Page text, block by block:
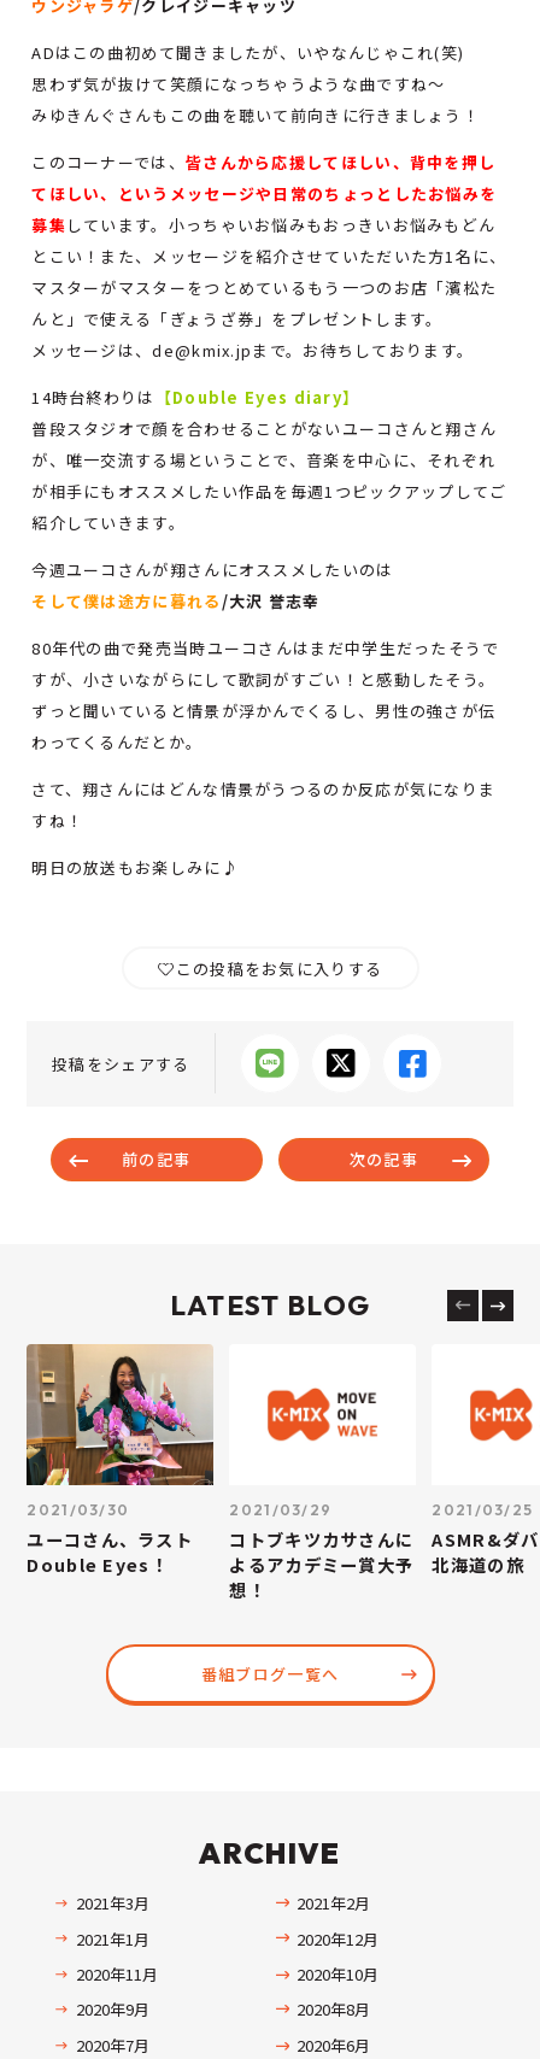
ウンジャラゲ/クレイジーキャッツ
ADはこの曲初めて聞きましたが、いやなんじゃこれ(笑)
思わず気が抜けて笑顔になっちゃうような曲ですね～
みゆきんぐさんもこの曲を聴いて前向きに行きましょう！
このコーナーでは、 皆さんから応援してほしい、背中を押し
てほしい、というメッセージや日常のちょっとしたお悩みを
募集 しています。小っちゃいお悩みもおっきいお悩みもどん
とこい！また、メッセージを紹介させていただいた方1名に、
マスターがマスターをつとめているもう一つのお店「濱松た
んと」で使える「ぎょうざ券」をプレゼントします。
メッセージは、de@kmix.jpまで。お待ちしております。
14時台終わりは 【Double Eyes diary】
普段スタジオで顔を合わせることがないユーコさんと翔さん
が、唯一交流する場ということで、音楽を中心に、それぞれ
が相手にもオススメしたい作品を毎週1つピックアップしてご
紹介していきます。
今週ユーコさんが翔さんにオススメしたいのは
そして僕は途方に暮れる /大沢 誉志幸
80年代の曲で発売当時ユーコさんはまだ中学生だったそうで
すが、小さいながらにして歌詞がすごい！と感動したそう。
ずっと聞いていると情景が浮かんでくるし、男性の強さが伝
わってくるんだとか。
さて、翔さんにはどんな情景がうつるのか反応が気になりま
すね！
明日の放送もお楽しみに♪
この投稿をお気に入りする
投稿をシェアする
前の記事 次の記事
LATEST BLOG
2021/03/30
ユーコさん、ラスト
Double Eyes！
2021/03/29
コトブキツカサさんに
よるアカデミー賞大予
想！
2021/03/25
ASMR&ダ
北海道の旅
番組ブログ一覧へ
ARCHIVE
2021年3月
2021年2月
2021年1月
2020年12月
2020年11月
2020年10月
2020年9月
2020年8月
2020年7月
2020年6月